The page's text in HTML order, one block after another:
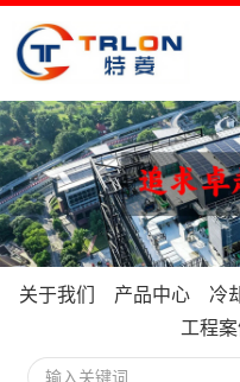
关于我们 产品中心 冷
工程案